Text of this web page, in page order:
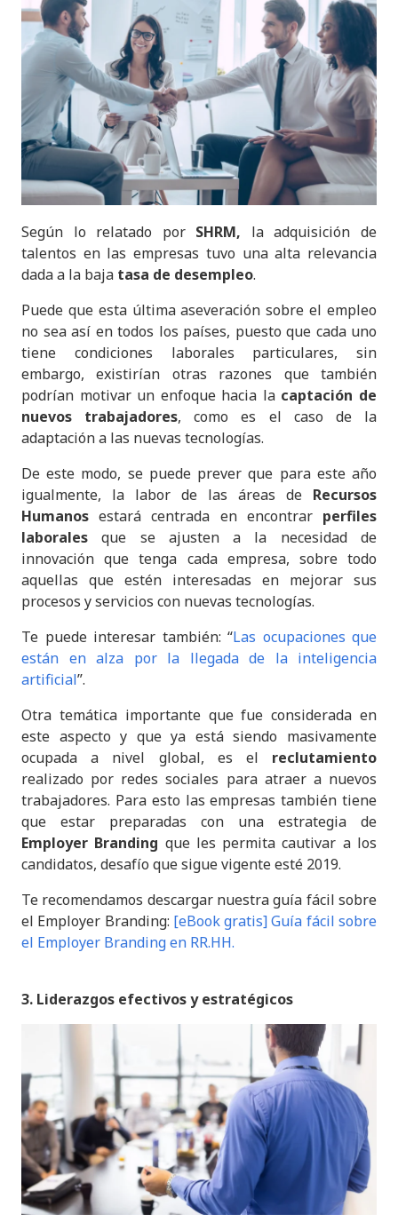
Según lo relatado por SHRM, la adquisición de
talentos en las empresas tuvo una alta relevancia
dada a la baja tasa de desempleo.
Puede que esta última aseveración sobre el empleo
no sea así en todos los países, puesto que cada uno
tiene condiciones laborales particulares, sin
embargo, existirían otras razones que también
podrían motivar un enfoque hacia la captación de
nuevos trabajadores, como es el caso de la
adaptación a las nuevas tecnologías.
De este modo, se puede prever que para este año
igualmente, la labor de las áreas de Recursos
Humanos estará centrada en encontrar perfiles
laborales que se ajusten a la necesidad de
innovación que tenga cada empresa, sobre todo
aquellas que estén interesadas en mejorar sus
procesos y servicios con nuevas tecnologías.
Te puede interesar también: “Las ocupaciones que
están en alza por la llegada de la inteligencia
artificial”.
Otra temática importante que fue considerada en
este aspecto y que ya está siendo masivamente
ocupada a nivel global, es el reclutamiento
realizado por redes sociales para atraer a nuevos
trabajadores. Para esto las empresas también tiene
que estar preparadas con una estrategia de
Employer Branding que les permita cautivar a los
candidatos, desafío que sigue vigente esté 2019.
Te recomendamos descargar nuestra guía fácil sobre
el Employer Branding: [eBook gratis] Guía fácil sobre
el Employer Branding en RR.HH.
3. Liderazgos efectivos y estratégicos